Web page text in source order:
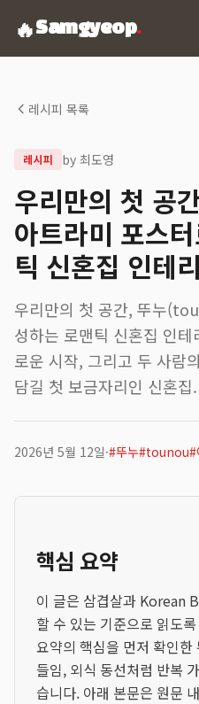
🔥Samgyeop.
레시피 목록
레시피 by 최도영
우리만의 첫 공
아트라미 포스
틱 신혼집 인테
우리만의 첫 공간, 뚜누
성하는 로맨틱 신혼집 인
로운 시작, 그리고 두 사람
담길 첫 보금자리인 신혼집.
2026년 5월 12일·#뚜누#tounou#
핵심 요약
이 글은 삼겹살과 Korean
할 수 있는 기준으로 읽도
요약의 핵심을 먼저 확인한
들임, 외식 동선처럼 반복
습니다. 아래 본문은 원문